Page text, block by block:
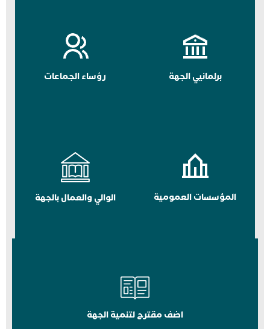
برلمانيي الجهة رؤساء الجماعات
المؤسسات العمومية الوالي والعمال بالجهة
اضف مقترح لتنمية الجهة